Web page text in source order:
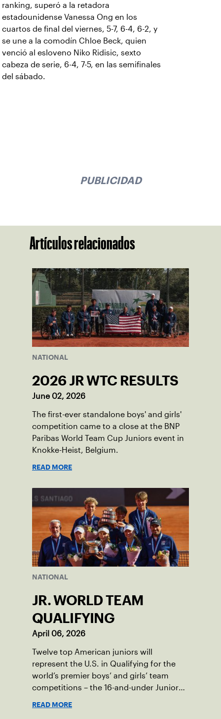
ranking, superó a la retadora
estadounidense Vanessa Ong en los
cuartos de final del viernes, 5-7, 6-4, 6-2, y
se une a la comodín Chloe Beck, quien
venció al esloveno Niko Ridisic, sexto
cabeza de serie, 6-4, 7-5, en las semifinales
del sábado.
PUBLICIDAD
Artículos relacionados
NATIONAL
2026 JR WTC RESULTS
June 02, 2026
The first-ever standalone boys' and girls'
competition came to a close at the BNP
Paribas World Team Cup Juniors event in
Knokke-Heist, Belgium.
READ MORE
NATIONAL
JR. WORLD TEAM
QUALIFYING
April 06, 2026
Twelve top American juniors will
represent the U.S. in Qualifying for the
world’s premier boys’ and girls’ team
competitions – the 16-and-under Junior
READ MORE